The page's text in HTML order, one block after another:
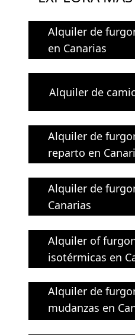
Alquiler de
en Canarias
Alquiler de
Alquiler de
reparto en
Alquiler de
Canarias
Alquiler of
isotérmicas en
Alquiler de
mudanzas en